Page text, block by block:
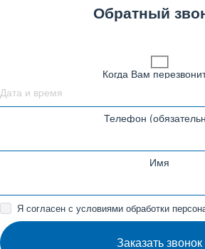
Обратный
Когда Вам
Телефон
Имя
Я согласен с условиями обработки
Заказать звонок